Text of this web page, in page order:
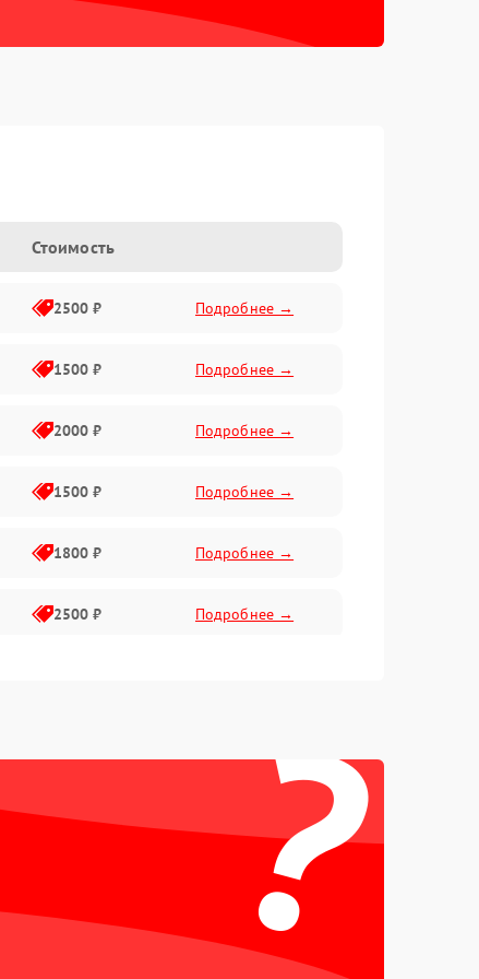
Стоимость
2500 ₽ Подробнее →
1500 ₽ Подробнее →
2000 ₽ Подробнее →
1500 ₽ Подробнее →
1800 ₽ Подробнее →
2500 ₽ Подробнее →
?